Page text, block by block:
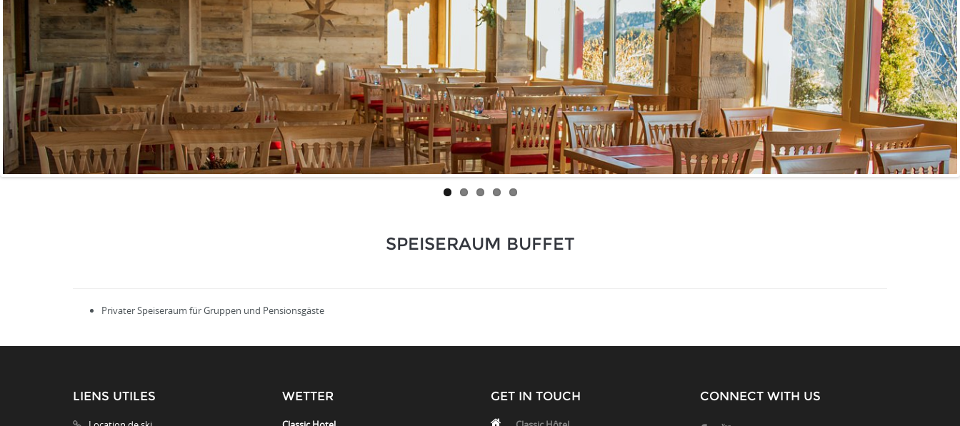
SPEISERAUM BUFFET
Privater Speiseraum für Gruppen und Pensionsgäste
LIENS UTILES WETTER GET IN TOUCH CONNECT WITH US